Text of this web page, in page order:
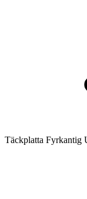
Täckplatta